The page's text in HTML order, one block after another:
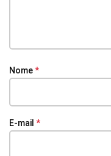
Nome*
E-mail *